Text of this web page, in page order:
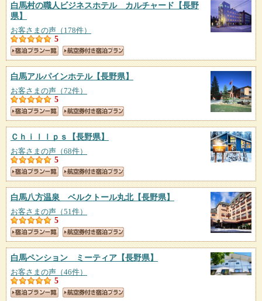
白馬村の職人ビジネスホテル カルチャード 【長野
県】
お客さまの声（178件）
5
白馬アルパインホテル【長野県】
お客さまの声（72件）
5
Ｃｈｉｌｌｐｓ 【長野県】
お客さまの声（68件）
5
白馬八方温泉 ベルクトール丸北【長野県】
お客さまの声（51件）
5
白馬ペンション ミーティア 【長野県】
お客さまの声（46件）
5